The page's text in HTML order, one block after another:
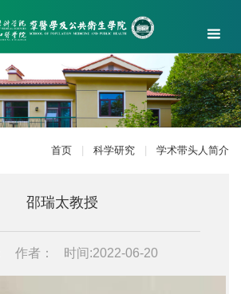
首页 科学研究 学术带头人简介
邵瑞太教授
作者： 时间:2022-06-20